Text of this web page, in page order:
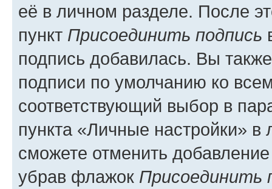
её в личном разделе. После
пункт Присоединить подпись
подпись добавилась. Вы
подписи по умолчанию ко
соответствующий выбор в
пункта «Личные настройки»
сможете отменить
убрав флажок Присоединить